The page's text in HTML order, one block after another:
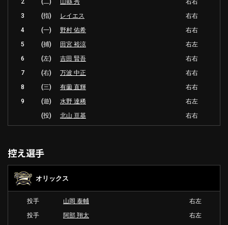
2 (二) 山縣 秀
右右
3
(指) レイエス
右右
4
(一) 野村 佑希
右右
5
(捕) 田宮 裕涼
右左
6
(左) 吉田 賢吾
右右
7
(右) 万波 中正
右右
8
(三) 有薗 直輝
右右
9
(遊) 水野 達稀
右左
(投)
北山 亘基 右右
控え選手
オリックス
投手 山岡 泰輔
右左
投手
阿部 翔太
右左